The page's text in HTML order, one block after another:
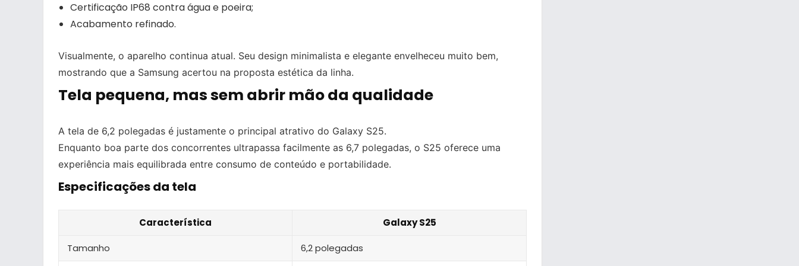
Certificação IP68 contra água e poeira;
Acabamento refinado.
Visualmente, o aparelho continua atual. Seu design minimalista e elegante envelheceu muito bem,
mostrando que a Samsung acertou na proposta estética da linha.
Tela pequena, mas sem abrir mão da qualidade
A tela de 6,2 polegadas é justamente o principal atrativo do Galaxy S25.
Enquanto boa parte dos concorrentes ultrapassa facilmente as 6,7 polegadas, o S25 oferece uma
experiência mais equilibrada entre consumo de conteúdo e portabilidade.
Especificações da tela
Característica Galaxy S25
Tamanho 6,2 polegadas